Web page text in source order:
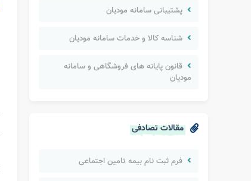
پشتیبانی سامانه مودیان
شناسه کالا و خدمات سامانه مودیان
قانون پایانه های فروشگاهی و سامانه
مودیان
مقالات تصادفی
فرم ثبت نام بیمه تامین اجتماعی